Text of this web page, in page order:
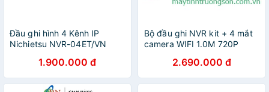
Đầu ghi hình 4 Kênh IP
Nichietsu NVR-04ET/VN
1.900.000 đ
Bộ đầu ghi NVR kit + 4 mắt
camera WIFI 1.0M 720P
2.690.000 đ